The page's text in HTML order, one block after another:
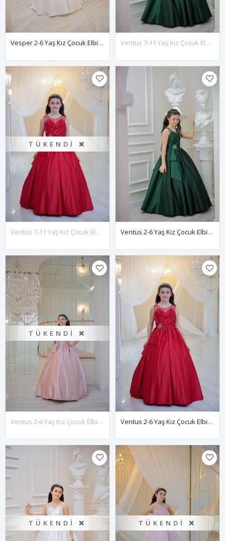
Vesper 2-6 Yaş Kız Çocuk Elbise 20136 Kırık Beyaz Ventus 7-11 Yaş Kız Çocuk Elbise 30144 Yeşil
TÜKENDI ❌
Ventus 7-11 Yaş Kız Çocuk Elbise 30144 Kırmızı Ventus 2-6 Yaş Kız Çocuk Elbise 20144 Yeşil
TÜKENDI ❌
Ventus 2-6 Yaş Kız Çocuk Elbise 20144 Pudra Ventus 2-6 Yaş Kız Çocuk Elbise 20144 Kırmızı
TÜKENDI ❌ TÜKENDI ❌